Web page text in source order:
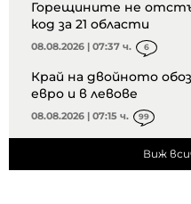
Горещините не
код за 21 области
08.08.2026 | 07:37 ч. 6
Край на двойното
евро и в левове
08.08.2026 | 07:15 ч. 99
Виж